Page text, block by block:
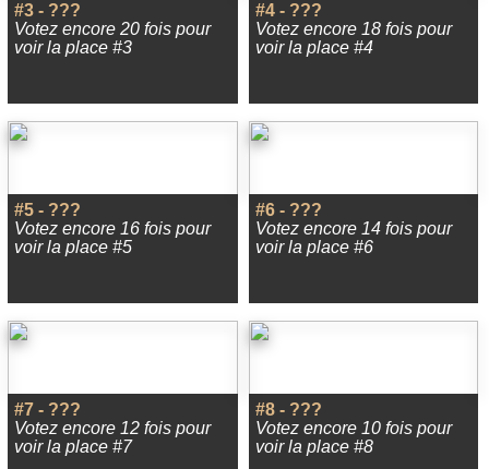
#3 - ???
Votez encore 20 fois pour
voir la place #3
#4 - ???
Votez encore 18 fois pour
voir la place #4
#5 - ???
Votez encore 16 fois pour
voir la place #5
#6 - ???
Votez encore 14 fois pour
voir la place #6
#7 - ???
Votez encore 12 fois pour
voir la place #7
#8 - ???
Votez encore 10 fois pour
voir la place #8